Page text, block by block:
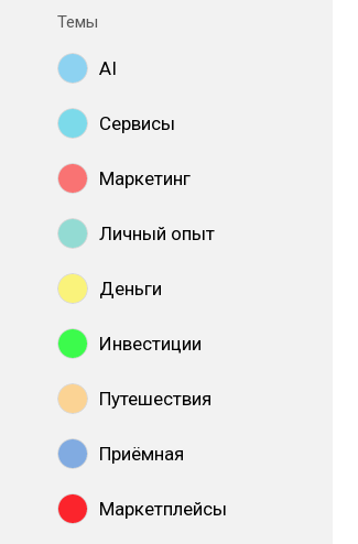
Темы
AI
Сервисы
Маркетинг
Личный опыт
Деньги
Инвестиции
Путешествия
Приёмная
Маркетплейсы